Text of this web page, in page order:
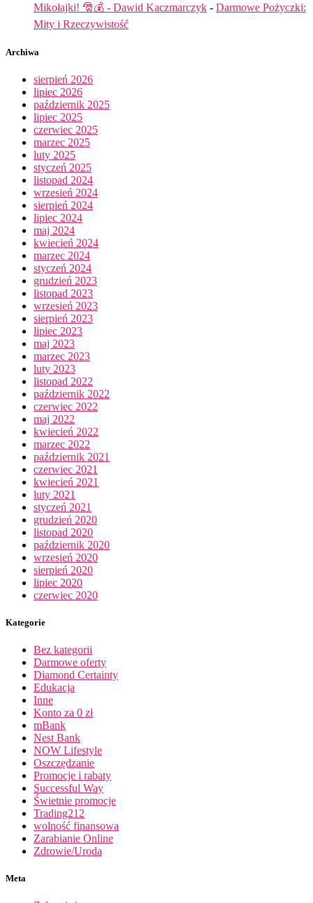
Mikołajki! 🎅💰 - Dawid Kaczmarczyk - Darmowe Pożyczki:
Mity i Rzeczywistość
Archiwa
sierpień 2026
lipiec 2026
październik 2025
lipiec 2025
czerwiec 2025
marzec 2025
luty 2025
styczeń 2025
listopad 2024
wrzesień 2024
sierpień 2024
lipiec 2024
maj 2024
kwiecień 2024
marzec 2024
styczeń 2024
grudzień 2023
listopad 2023
wrzesień 2023
sierpień 2023
lipiec 2023
maj 2023
marzec 2023
luty 2023
listopad 2022
październik 2022
czerwiec 2022
maj 2022
kwiecień 2022
marzec 2022
październik 2021
czerwiec 2021
kwiecień 2021
luty 2021
styczeń 2021
grudzień 2020
listopad 2020
październik 2020
wrzesień 2020
sierpień 2020
lipiec 2020
czerwiec 2020
Kategorie
Bez kategorii
Darmowe oferty
Diamond Certainty
Edukacja
Inne
Konto za 0 zł
mBank
Nest Bank
NOW Lifestyle
Oszczędzanie
Promocje i rabaty
Successful Way
Świetnie promocje
Trading212
wolność finansowa
Zarabianie Online
Zdrowie/Uroda
Meta